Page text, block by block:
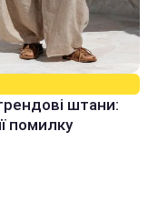
штани:
помилку